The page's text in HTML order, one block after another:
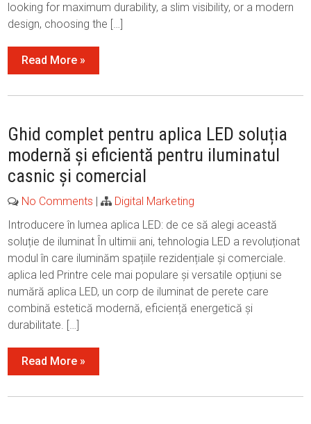
looking for maximum durability, a slim visibility, or a modern
design, choosing the […]
Read More »
Ghid complet pentru aplica LED soluția
modernă și eficientă pentru iluminatul
casnic și comercial
No Comments |
Digital Marketing
Introducere în lumea aplica LED: de ce să alegi această
soluție de iluminat În ultimii ani, tehnologia LED a revoluționat
modul în care iluminăm spațiile rezidențiale și comerciale.
aplica led Printre cele mai populare și versatile opțiuni se
numără aplica LED, un corp de iluminat de perete care
combină estetică modernă, eficiență energetică și
durabilitate. […]
Read More »